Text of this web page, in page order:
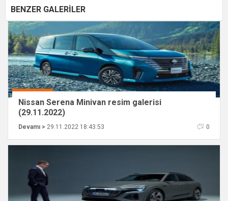
BENZER GALERİLER
Nissan Serena Minivan resim galerisi
(29.11.2022)
Devamı > 29.11.2022 18:43:53 0